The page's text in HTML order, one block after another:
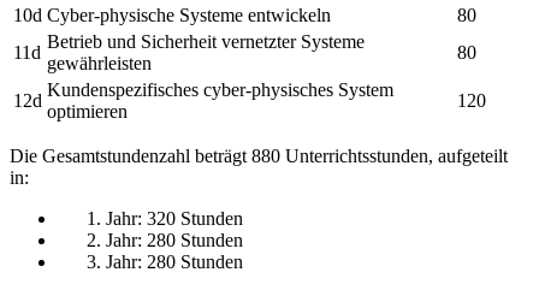
10d Cyber-physische Systeme entwickeln
80
11d
Betrieb und Sicherheit vernetzter Systeme
gewährleisten
80
12d
Kundenspezifisches cyber-physisches System
optimieren
120
Die Gesamtstundenzahl beträgt 880 Unterrichtsstunden, aufgeteilt
in:
Jahr: 320 Stunden
Jahr: 280 Stunden
Jahr: 280 Stunden